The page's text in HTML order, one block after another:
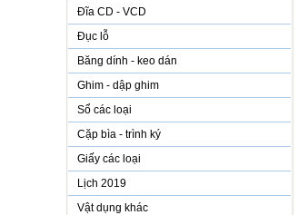
Đĩa CD - VCD
Đục lỗ
Băng dính - keo dán
Ghim - dập ghim
Sổ các loại
Cặp bìa - trình ký
Giấy các loại
Lịch 2019
Vật dụng khác